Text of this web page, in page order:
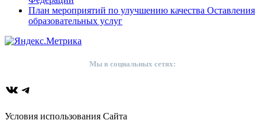
План мероприятий по улучшению качества Оставления
образовательных услуг
Мы в социальных сетях:
ВКонтакте
Telegram
Условия использования Сайта